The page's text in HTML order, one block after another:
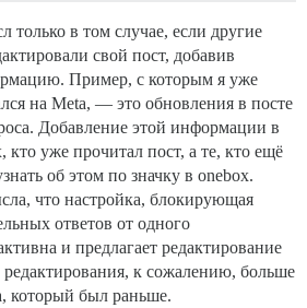
только в том случае, если другие
свой пост, добавив
Пример, с которым я уже
на Meta, — это обновления в посте
Добавление этой информации в
кто уже прочитал пост, а те, кто ещё
об этом по значку в onebox.
что настройка, блокирующая
ответов от одного
и предлагает редактирование
редактирования, к сожалению, больше
который был раньше.